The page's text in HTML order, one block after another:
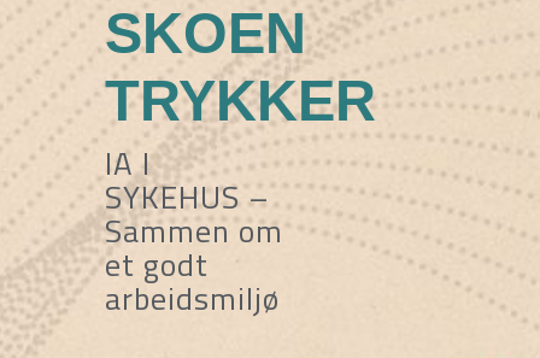
SKOEN
TRYKKER
IA I
SYKEHUS –
Sammen om
et godt
arbeidsmiljø